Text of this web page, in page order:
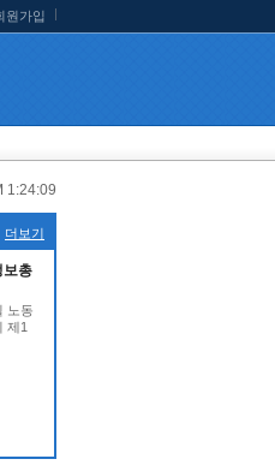
원가입
1:24:09
더보기
보총
노동
제1